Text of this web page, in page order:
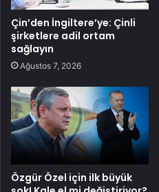
Çin’den İngiltere’ye: Çinli
şirketlere adil ortam
sağlayın
Ağustos 7, 2026
Özgür Özel için ilk büyük